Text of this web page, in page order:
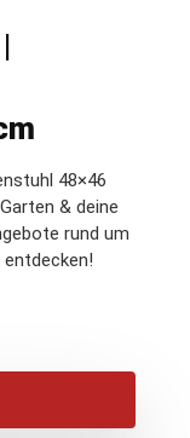
48×46
& deine
rund um